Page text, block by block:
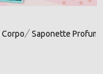
Saponette